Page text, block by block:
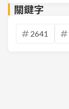
關鍵字
2641